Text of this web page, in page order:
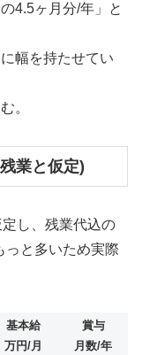
4.5ヶ月分/年」と
幅を持たせてい
。
業と仮定)
し、残業代込の
っと多いため実際
基本給
万円/月
賞与
月数/年